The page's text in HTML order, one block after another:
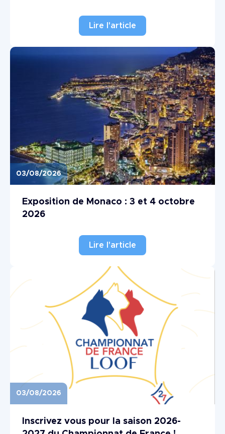
Lire l'article
03/08/2026
Exposition de Monaco : 3 et 4 octobre
2026
Lire l'article
03/08/2026
Inscrivez vous pour la saison 2026-